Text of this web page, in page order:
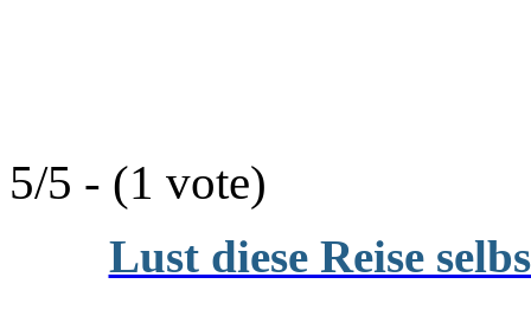
5/5 - (1 vote)
Lust diese Reise